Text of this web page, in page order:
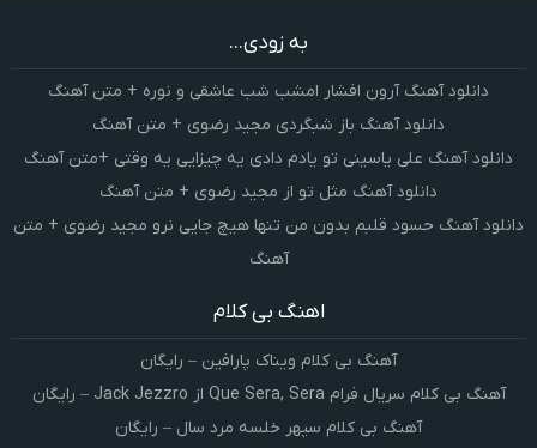
به زودی...
دانلود آهنگ آرون افشار امشب شب عاشقی و نوره + متن آهنگ
دانلود آهنگ باز شبگردی مجید رضوی + متن آهنگ
دانلود آهنگ علی یاسینی تو یادم دادی یه چیزایی یه وقتی +متن آهنگ
دانلود آهنگ مثل تو از مجید رضوی + متن آهنگ
دانلود آهنگ حسود قلبم بدون من تنها هیچ جایی نرو مجید رضوی + متن
آهنگ
اهنگ بی کلام
آهنگ بی کلام ویناک پارافین – رایگان
آهنگ بی کلام سریال فرام Que Sera, Sera از Jack Jezzro – رایگان
آهنگ بی کلام سپهر خلسه مرد سال – رایگان